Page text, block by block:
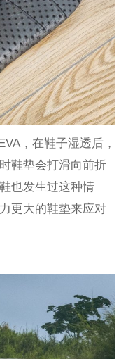
，在鞋子湿透后，
鞋垫会打滑向前折
也发生过这种情
更大的鞋垫来应对